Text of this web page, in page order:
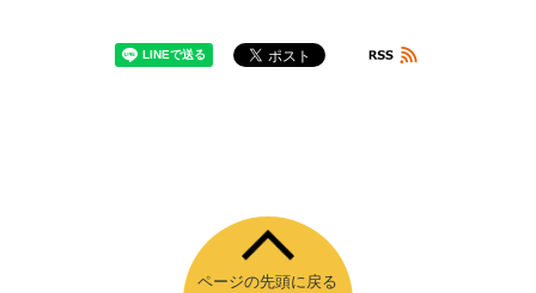
ページの先頭に戻る